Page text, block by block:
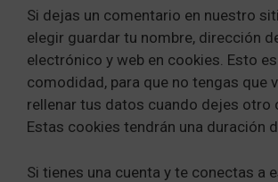
Si dejas un comentario en nuestro
elegir guardar tu nombre, dirección
electrónico y web en cookies. Esto
comodidad, para que no tengas que
rellenar tus datos cuando dejes otro
Estas cookies tendrán una duración
Si tienes una cuenta y te conectas a